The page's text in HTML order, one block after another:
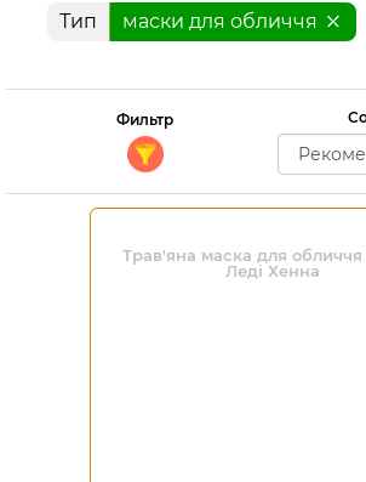
Тип маски для обличчя
Фильтр
Трав'яна маска для обличчя
Леді Хенна